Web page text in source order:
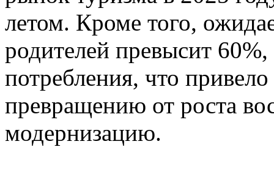
летом. Кроме того,
родителей превысит
потребления, что
превращению от роста
модернизацию.